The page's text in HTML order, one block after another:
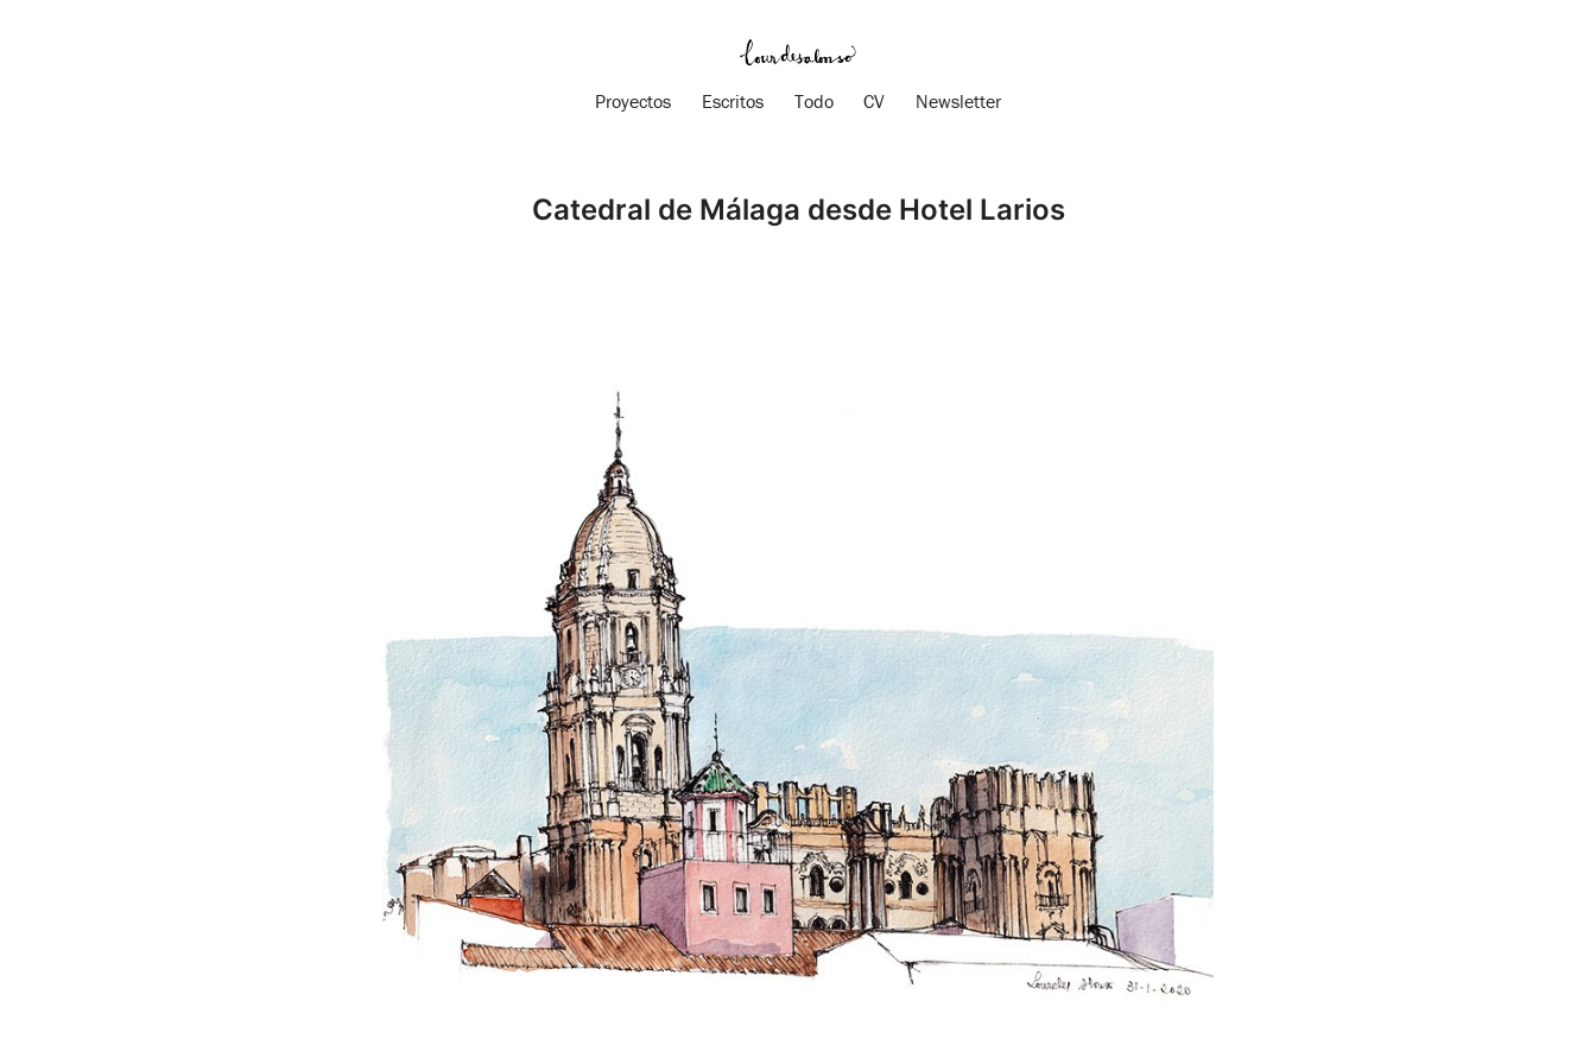
Proyectos Escritos Todo CV Newsletter
Catedral de Málaga desde Hotel Larios